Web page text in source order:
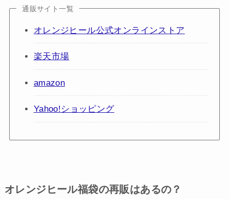
通販サイト一覧
オレンジヒール公式オンラインストア
楽天市場
amazon
Yahoo!ショッピング
オレンジヒール福袋の再販はあるの？